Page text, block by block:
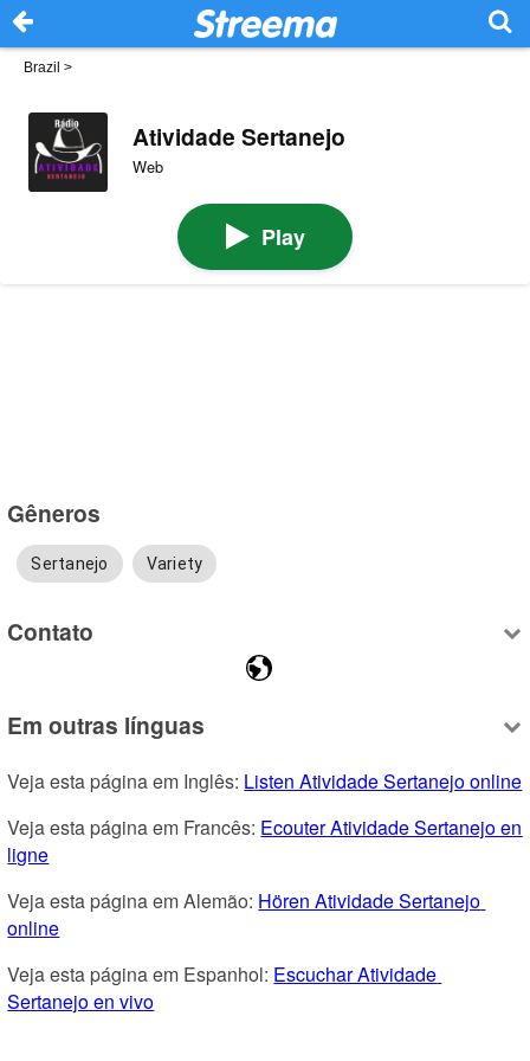
Brazil >
Atividade Sertanejo
Web
Play
Gêneros
Sertanejo Variety
Contato
Em outras línguas
Veja esta página em Inglês: Listen Atividade Sertanejo online
Veja esta página em Francês: Ecouter Atividade Sertanejo en
ligne
Veja esta página em Alemão: Hören Atividade Sertanejo
online
Veja esta página em Espanhol: Escuchar Atividade
Sertanejo en vivo